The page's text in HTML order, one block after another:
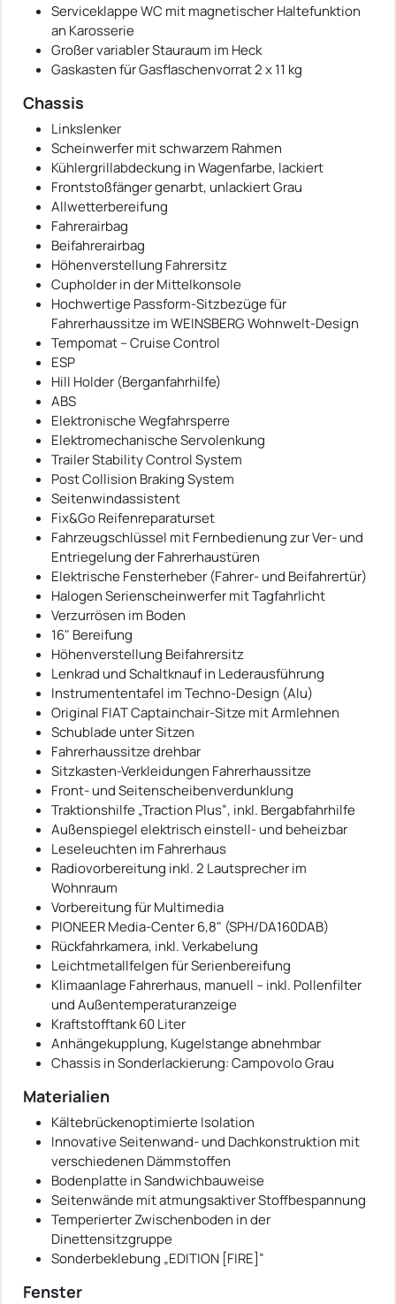
Serviceklappe WC mit magnetischer Haltefunktion
an Karosserie
Großer variabler Stauraum im Heck
Gaskasten für Gasflaschenvorrat 2 x 11 kg
Chassis
Linkslenker
Scheinwerfer mit schwarzem Rahmen
Kühlergrillabdeckung in Wagenfarbe, lackiert
Frontstoßfänger genarbt, unlackiert Grau
Allwetterbereifung
Fahrerairbag
Beifahrerairbag
Höhenverstellung Fahrersitz
Cupholder in der Mittelkonsole
Hochwertige Passform-Sitzbezüge für
Fahrerhaussitze im WEINSBERG Wohnwelt-Design
Tempomat – Cruise Control
ESP
Hill Holder (Berganfahrhilfe)
ABS
Elektronische Wegfahrsperre
Elektromechanische Servolenkung
Trailer Stability Control System
Post Collision Braking System
Seitenwindassistent
Fix&Go Reifenreparaturset
Fahrzeugschlüssel mit Fernbedienung zur Ver- und
Entriegelung der Fahrerhaustüren
Elektrische Fensterheber (Fahrer- und Beifahrertür)
Halogen Serienscheinwerfer mit Tagfahrlicht
Verzurrösen im Boden
16" Bereifung
Höhenverstellung Beifahrersitz
Lenkrad und Schaltknauf in Lederausführung
Instrumententafel im Techno-Design (Alu)
Original FIAT Captainchair-Sitze mit Armlehnen
Schublade unter Sitzen
Fahrerhaussitze drehbar
Sitzkasten-Verkleidungen Fahrerhaussitze
Front- und Seitenscheibenverdunklung
Traktionshilfe „Traction Plus“, inkl. Bergabfahrhilfe
Außenspiegel elektrisch einstell- und beheizbar
Leseleuchten im Fahrerhaus
Radiovorbereitung inkl. 2 Lautsprecher im
Wohnraum
Vorbereitung für Multimedia
PIONEER Media-Center 6,8" (SPH/DA160DAB)
Rückfahrkamera, inkl. Verkabelung
Leichtmetallfelgen für Serienbereifung
Klimaanlage Fahrerhaus, manuell – inkl. Pollenfilter
und Außentemperaturanzeige
Kraftstofftank 60 Liter
Anhängekupplung, Kugelstange abnehmbar
Chassis in Sonderlackierung: Campovolo Grau
Materialien
Kältebrückenoptimierte Isolation
Innovative Seitenwand- und Dachkonstruktion mit
verschiedenen Dämmstoffen
Bodenplatte in Sandwichbauweise
Seitenwände mit atmungsaktiver Stoffbespannung
Temperierter Zwischenboden in der
Dinettensitzgruppe
Sonderbeklebung „EDITION [FIRE]“
Fenster